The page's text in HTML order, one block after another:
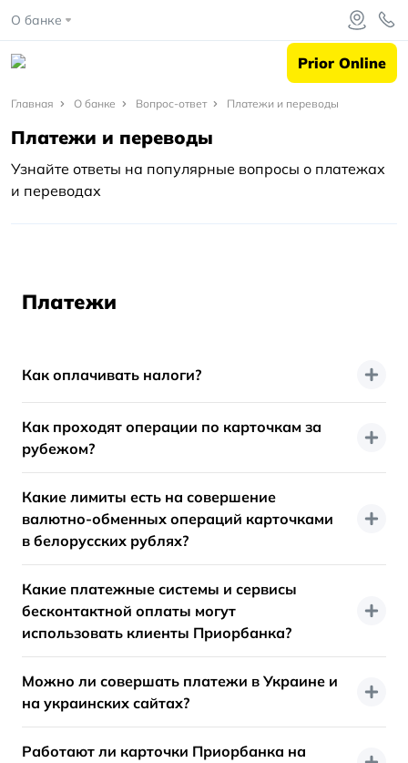
О банке
Prior Online
Главная
О
банке
Вопрос-
ответ
переводы
Главная О банке Вопрос-ответ Платежи и переводы
Платежи и переводы
Узнайте ответы на популярные вопросы о платежах
и переводах
Платежи
Как оплачивать налоги?
Как проходят операции по карточкам за
рубежом?
Какие лимиты есть на совершение
валютно-обменных операций карточками
в белорусских рублях?
Какие платежные системы и сервисы
бесконтактной оплаты могут
использовать клиенты Приорбанка?
Можно ли совершать платежи в Украине и
на украинских сайтах?
Работают ли карточки Приорбанка на